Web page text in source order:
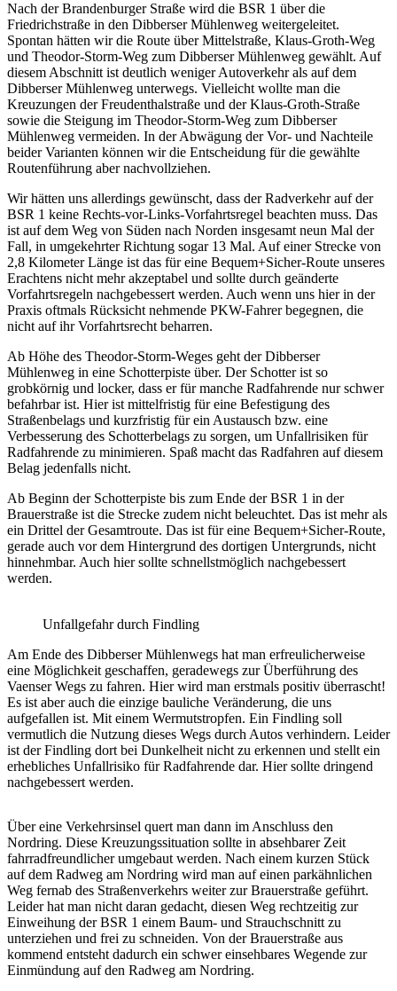
Nach der Brandenburger Straße wird die BSR 1 über die
Friedrichstraße in den Dibberser Mühlenweg weitergeleitet.
Spontan hätten wir die Route über Mittelstraße, Klaus-Groth-Weg
und Theodor-Storm-Weg zum Dibberser Mühlenweg gewählt. Auf
diesem Abschnitt ist deutlich weniger Autoverkehr als auf dem
Dibberser Mühlenweg unterwegs. Vielleicht wollte man die
Kreuzungen der Freudenthalstraße und der Klaus-Groth-Straße
sowie die Steigung im Theodor-Storm-Weg zum Dibberser
Mühlenweg vermeiden. In der Abwägung der Vor- und Nachteile
beider Varianten können wir die Entscheidung für die gewählte
Routenführung aber nachvollziehen.
Wir hätten uns allerdings gewünscht, dass der Radverkehr auf der
BSR 1 keine Rechts-vor-Links-Vorfahrtsregel beachten muss. Das
ist auf dem Weg von Süden nach Norden insgesamt neun Mal der
Fall, in umgekehrter Richtung sogar 13 Mal. Auf einer Strecke von
2,8 Kilometer Länge ist das für eine Bequem+Sicher-Route unseres
Erachtens nicht mehr akzeptabel und sollte durch geänderte
Vorfahrtsregeln nachgebessert werden. Auch wenn uns hier in der
Praxis oftmals Rücksicht nehmende PKW-Fahrer begegnen, die
nicht auf ihr Vorfahrtsrecht beharren.
Ab Höhe des Theodor-Storm-Weges geht der Dibberser
Mühlenweg in eine Schotterpiste über. Der Schotter ist so
grobkörnig und locker, dass er für manche Radfahrende nur schwer
befahrbar ist. Hier ist mittelfristig für eine Befestigung des
Straßenbelags und kurzfristig für ein Austausch bzw. eine
Verbesserung des Schotterbelags zu sorgen, um Unfallrisiken für
Radfahrende zu minimieren. Spaß macht das Radfahren auf diesem
Belag jedenfalls nicht.
Ab Beginn der Schotterpiste bis zum Ende der BSR 1 in der
Brauerstraße ist die Strecke zudem nicht beleuchtet. Das ist mehr als
ein Drittel der Gesamtroute. Das ist für eine Bequem+Sicher-Route,
gerade auch vor dem Hintergrund des dortigen Untergrunds, nicht
hinnehmbar. Auch hier sollte schnellstmöglich nachgebessert
werden.
Unfallgefahr durch Findling
Am Ende des Dibberser Mühlenwegs hat man erfreulicherweise
eine Möglichkeit geschaffen, geradewegs zur Überführung des
Vaenser Wegs zu fahren. Hier wird man erstmals positiv überrascht!
Es ist aber auch die einzige bauliche Veränderung, die uns
aufgefallen ist. Mit einem Wermutstropfen. Ein Findling soll
vermutlich die Nutzung dieses Wegs durch Autos verhindern. Leider
ist der Findling dort bei Dunkelheit nicht zu erkennen und stellt ein
erhebliches Unfallrisiko für Radfahrende dar. Hier sollte dringend
nachgebessert werden.
Über eine Verkehrsinsel quert man dann im Anschluss den
Nordring. Diese Kreuzungssituation sollte in absehbarer Zeit
fahrradfreundlicher umgebaut werden. Nach einem kurzen Stück
auf dem Radweg am Nordring wird man auf einen parkähnlichen
Weg fernab des Straßenverkehrs weiter zur Brauerstraße geführt.
Leider hat man nicht daran gedacht, diesen Weg rechtzeitig zur
Einweihung der BSR 1 einem Baum- und Strauchschnitt zu
unterziehen und frei zu schneiden. Von der Brauerstraße aus
kommend entsteht dadurch ein schwer einsehbares Wegende zur
Einmündung auf den Radweg am Nordring.